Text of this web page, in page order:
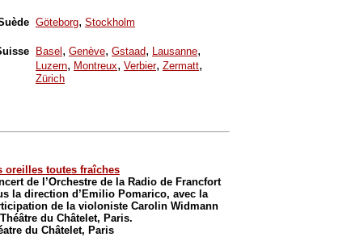
Göteborg, Stockholm
Basel , Genève, Gstaad, Lausanne,
Luzern, Montreux, Verbier, Zermatt,
Zürich
oreilles toutes fraîches
de l’Orchestre de la Radio de Francfort
la direction d’Emilio Pomarico, avec la
de la violoniste Carolin Widmann
du Châtelet, Paris.
du Châtelet, Paris